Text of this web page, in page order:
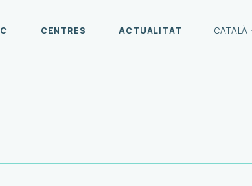
CENTRES ACTUALITAT CATALÀ